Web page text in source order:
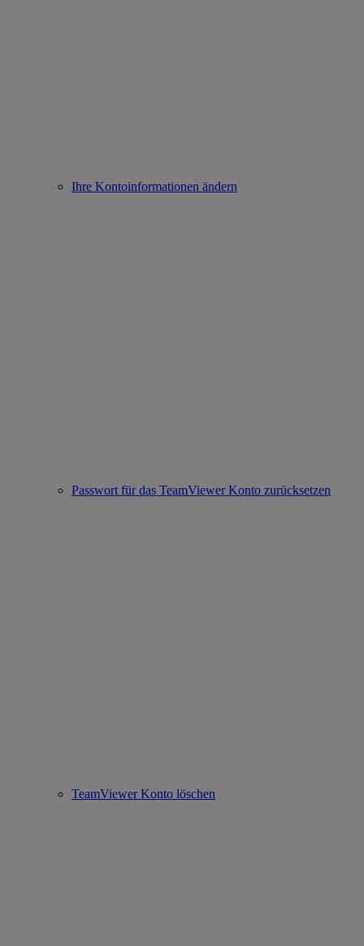
Ihre Kontoinformationen ändern
Passwort für das TeamViewer Konto zurücksetzen
TeamViewer Konto löschen